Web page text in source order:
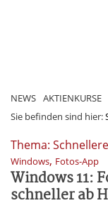
NEWS AKTIENKURSE
Sie befinden sind hier:
Thema:
Windows, Fotos-App
Windows 11:
schneller ab